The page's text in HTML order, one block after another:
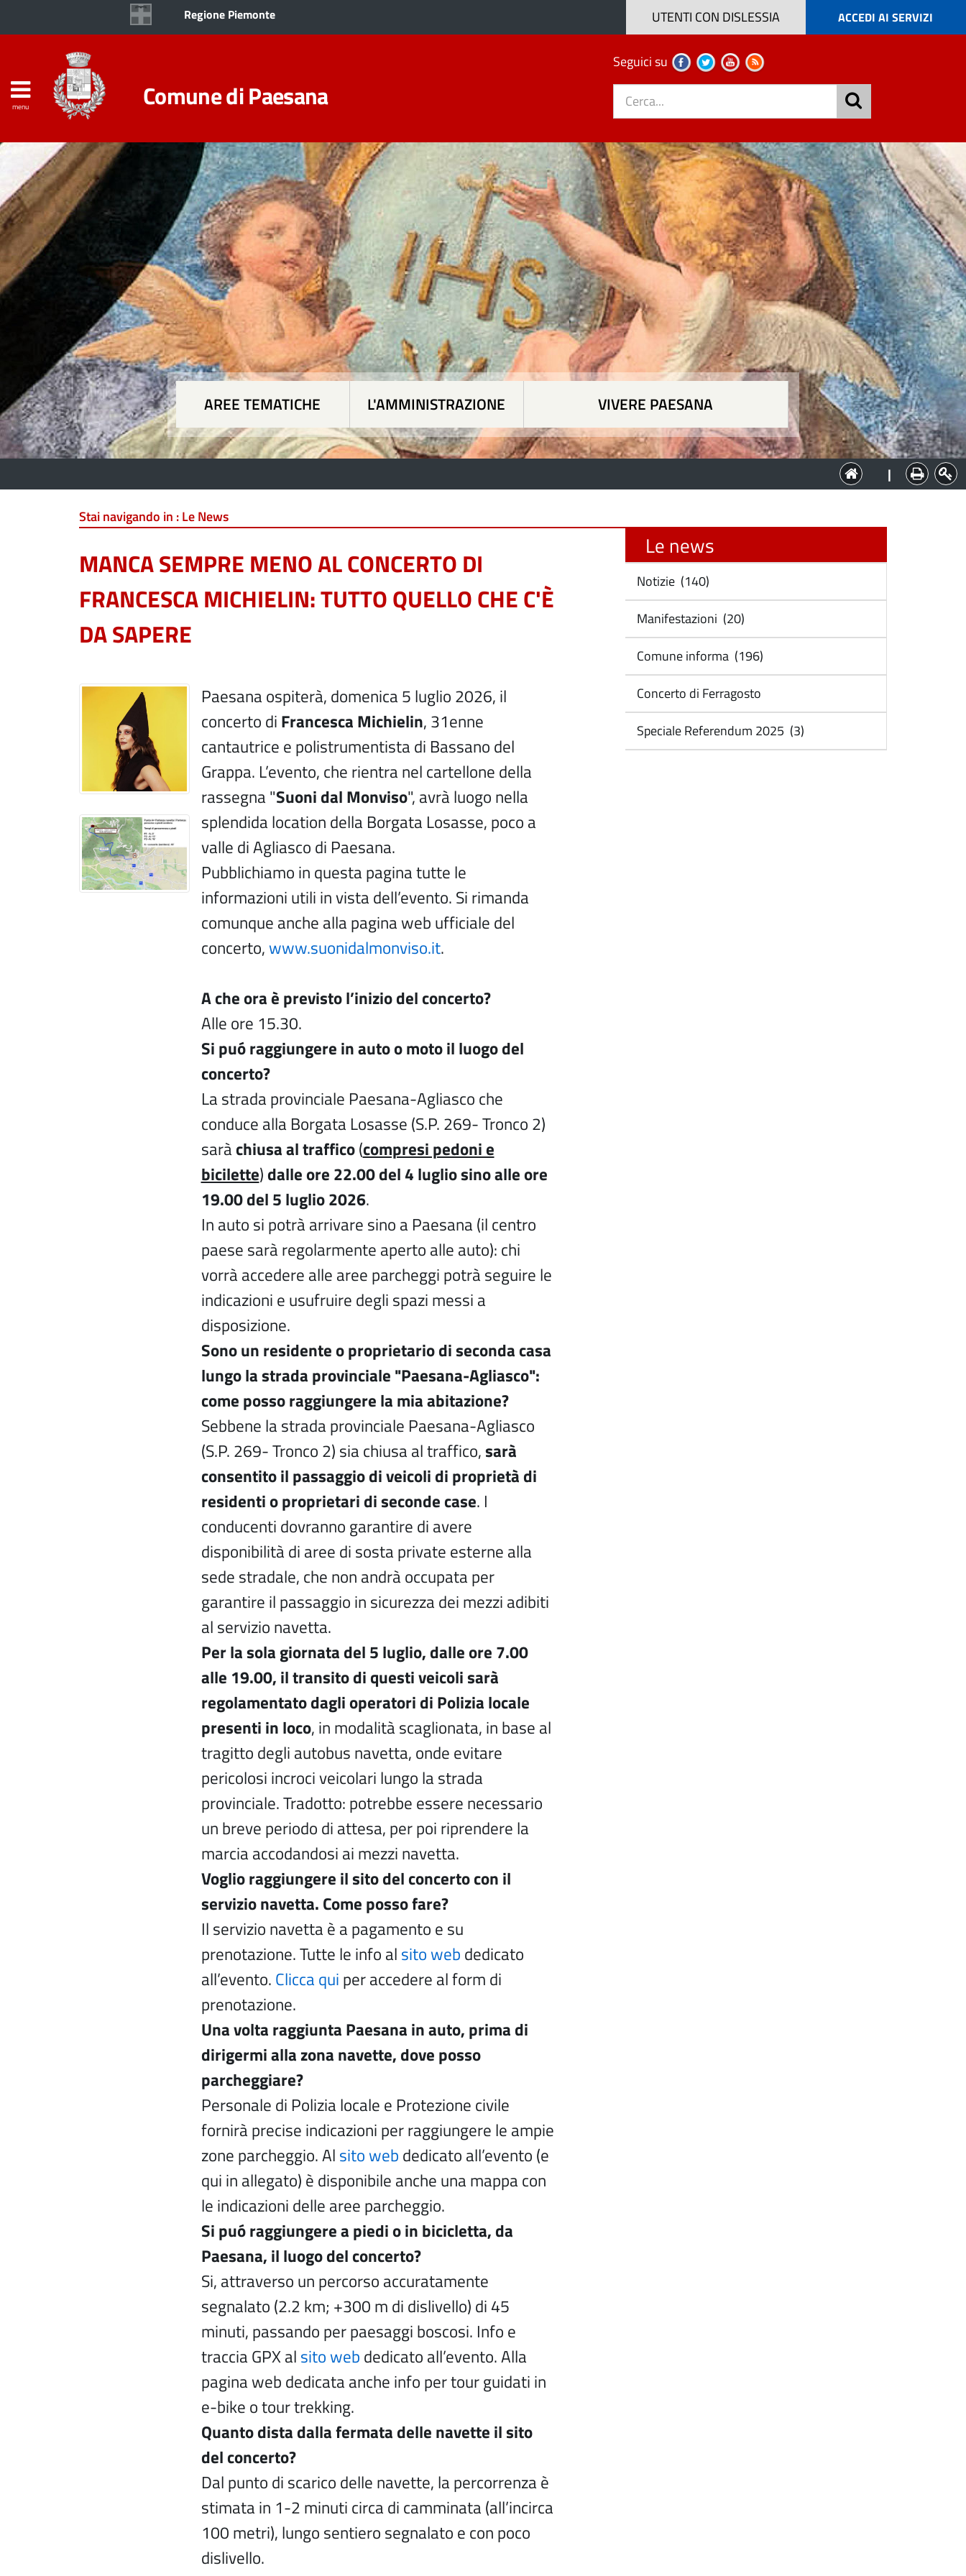
Regione Piemonte ACCEDI AI SERVIZI
UTENTI CON DISLESSIA
menu Comune di Paesana
Seguici su
AREE TEMATICHE L'AMMINISTRAZIONE VIVERE PAESANA
|
Stai navigando in :Le News
MANCA SEMPRE MENO AL CONCERTO DI
FRANCESCA MICHIELIN: TUTTO QUELLO CHE C'È
DA SAPERE
Paesana ospiterà, domenica 5 luglio 2026, il
concerto di Francesca Michielin, 31enne
cantautrice e polistrumentista di Bassano del
Grappa. L’evento, che rientra nel cartellone della
rassegna "Suoni dal Monviso", avrà luogo nella
splendida location della Borgata Losasse, poco a
valle di Agliasco di Paesana.
Pubblichiamo in questa pagina tutte le
informazioni utili in vista dell’evento. Si rimanda
comunque anche alla pagina web ufficiale del
concerto,www.suonidalmonviso.it.
A che ora è previsto l’inizio del concerto?
Alle ore 15.30.
Si puó raggiungere in auto o moto il luogo del
concerto?
La strada provinciale Paesana-Agliasco che
conduce alla Borgata Losasse (S.P. 269- Tronco 2)
saràchiusa al traffico(compresi pedoni e
bicilette)dalle ore 22.00 del 4 luglio sino alle ore
19.00 del 5 luglio 2026.
In auto si potrà arrivare sino a Paesana (il centro
paese sarà regolarmente aperto alle auto): chi
vorrà accedere alle aree parcheggi potrà seguire le
indicazioni e usufruire degli spazi messi a
disposizione.
Sono un residente o proprietario di seconda casa
lungo la strada provinciale "Paesana-Agliasco":
come posso raggiungere la mia abitazione?
Sebbene la strada provinciale Paesana-Agliasco
(S.P. 269- Tronco 2) sia chiusa al traffico,sarà
consentito il passaggio di veicoli di proprietà di
residenti o proprietari di seconde case. I
conducenti dovranno garantire di avere
disponibilità di aree di sosta private esterne alla
sede stradale, che non andrà occupata per
garantire il passaggio in sicurezza dei mezzi adibiti
al servizio navetta.
Per la sola giornata del 5 luglio, dalle ore 7.00
alle 19.00, il transito di questi veicoli sarà
regolamentato dagli operatori di Polizia locale
presenti in loco, in modalità scaglionata, in base al
tragitto degli autobus navetta, onde evitare
pericolosi incroci veicolari lungo la strada
provinciale. Tradotto: potrebbe essere necessario
un breve periodo di attesa, per poi riprendere la
marcia accodandosi ai mezzi navetta.
Voglio raggiungere il sito del concerto con il
servizio navetta. Come posso fare?
Il servizio navetta è a pagamento e su
prenotazione. Tutte le info al sito web dedicato
all’evento. Clicca qui per accedere al form di
prenotazione.
Una volta raggiunta Paesana in auto, prima di
dirigermi alla zona navette, dove posso
parcheggiare?
Personale di Polizia locale e Protezione civile
fornirà precise indicazioni per raggiungere le ampie
zone parcheggio. Al sito web dedicato all’evento (e
qui in allegato) è disponibile anche una mappa con
le indicazioni delle aree parcheggio.
Si puó raggiungere a piedi o in bicicletta, da
Paesana, il luogo del concerto?
Si, attraverso un percorso accuratamente
segnalato (2.2 km; +300 m di dislivello) di 45
minuti, passando per paesaggi boscosi. Info e
traccia GPX al sito web dedicato all’evento. Alla
pagina web dedicata anche info per tour guidati in
e-bike o tour trekking.
Quanto dista dalla fermata delle navette il sito
del concerto?
Dal punto di scarico delle navette, la percorrenza è
stimata in 1-2 minuti circa di camminata (all’incirca
100 metri), lungo sentiero segnalato e con poco
dislivello.
Le news
Notizie (140)
Manifestazioni (20)
Comune informa (196)
Concerto di Ferragosto
Speciale Referendum 2025 (3)